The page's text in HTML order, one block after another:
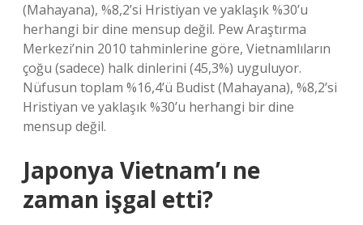
(Mahayana), %8,2’si Hristiyan ve yaklaşık %30’u
herhangi bir dine mensup değil. Pew Araştırma
Merkezi’nin 2010 tahminlerine göre, Vietnamlıların
çoğu (sadece) halk dinlerini (45,3%) uyguluyor.
Nüfusun toplam %16,4’ü Budist (Mahayana), %8,2’si
Hristiyan ve yaklaşık %30’u herhangi bir dine
mensup değil.
Japonya Vietnam’ı ne
zaman işgal etti?